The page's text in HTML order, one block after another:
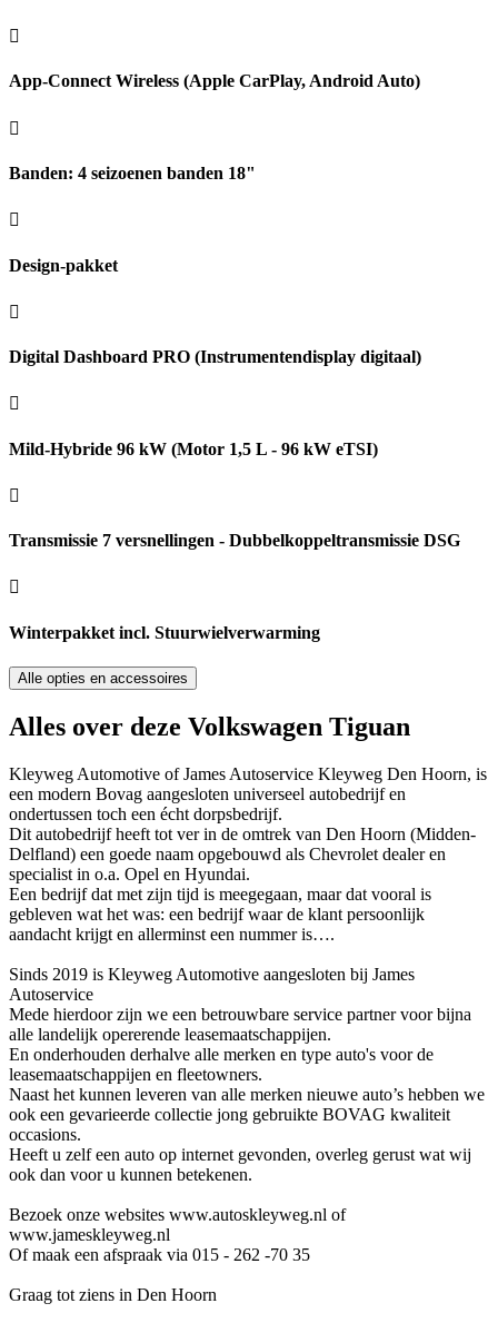
App-Connect Wireless (Apple CarPlay, Android Auto)
Banden: 4 seizoenen banden 18"
Design-pakket
Digital Dashboard PRO (Instrumentendisplay digitaal)
Mild-Hybride 96 kW (Motor 1,5 L - 96 kW eTSI)
Transmissie 7 versnellingen - Dubbelkoppeltransmissie DSG
Winterpakket incl. Stuurwielverwarming
Alle opties en accessoires
Alles over deze Volkswagen Tiguan
Kleyweg Automotive of James Autoservice Kleyweg Den Hoorn, is
een modern Bovag aangesloten universeel autobedrijf en
ondertussen toch een écht dorpsbedrijf.
Dit autobedrijf heeft tot ver in de omtrek van Den Hoorn (Midden-
Delfland) een goede naam opgebouwd als Chevrolet dealer en
specialist in o.a. Opel en Hyundai.
Een bedrijf dat met zijn tijd is meegegaan, maar dat vooral is
gebleven wat het was: een bedrijf waar de klant persoonlijk
aandacht krijgt en allerminst een nummer is….
Sinds 2019 is Kleyweg Automotive aangesloten bij James
Autoservice
Mede hierdoor zijn we een betrouwbare service partner voor bijna
alle landelijk opererende leasemaatschappijen.
En onderhouden derhalve alle merken en type auto's voor de
leasemaatschappijen en fleetowners.
Naast het kunnen leveren van alle merken nieuwe auto’s hebben we
ook een gevarieerde collectie jong gebruikte BOVAG kwaliteit
occasions.
Heeft u zelf een auto op internet gevonden, overleg gerust wat wij
ook dan voor u kunnen betekenen.
Bezoek onze websites www.autoskleyweg.nl of
www.jameskleyweg.nl
Of maak een afspraak via 015 - 262 -70 35
Graag tot ziens in Den Hoorn